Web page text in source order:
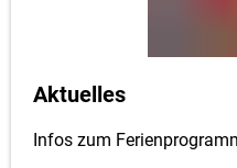
Aktuelles
Infos zum